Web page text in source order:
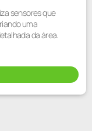
sensores que
uma
da área.